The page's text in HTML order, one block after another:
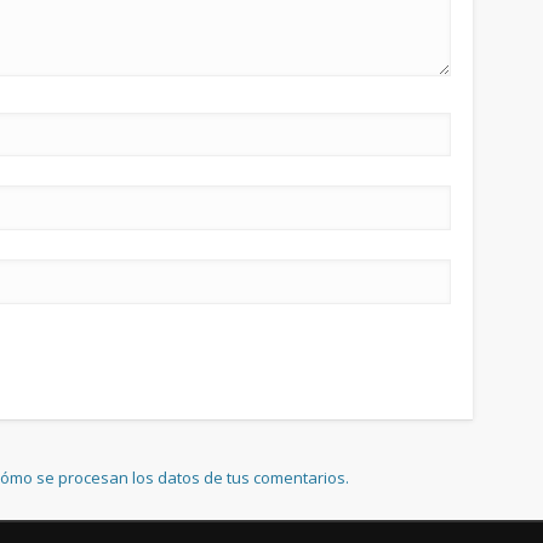
se procesan los datos de tus comentarios.